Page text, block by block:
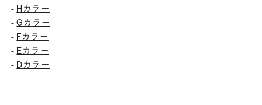
- Hカラー
-Gカラー
- Fカラー
- Eカラー
- Dカラー